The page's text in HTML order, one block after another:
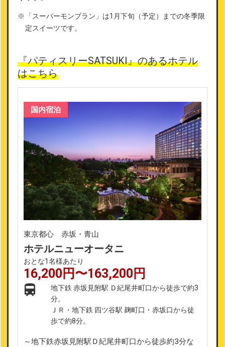
「スーパーモンブラン」は1月下旬（予定）までの冬季限
定スイーツです。
『パティスリーSATSUKI』のあるホテル
はこちら
国内宿泊
東京都心 赤坂・青山
ホテルニューオータニ
おとな1名様あたり
16,200円〜163,200円
地下鉄 赤坂見附駅 Ｄ紀尾井町口から徒歩で約3
分。
ＪＲ・地下鉄 四ツ谷駅 麹町口・赤坂口から徒
歩で約8分。
～地下鉄赤坂見附駅Ｄ紀尾井町口から徒歩約3分な